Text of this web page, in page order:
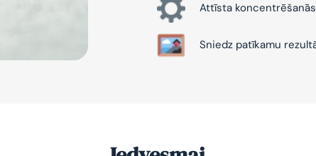
Attīsta
Sniedz patīkamu